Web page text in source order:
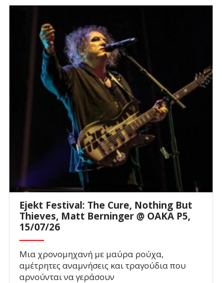
Ejekt Festival: The Cure, Nothing But
Thieves, Matt Berninger @ ΟΑΚΑ P5,
15/07/26
Μια χρονομηχανή με μαύρα ρούχα,
αμέτρητες αναμνήσεις και τραγούδια που
αρνούνται να γεράσουν